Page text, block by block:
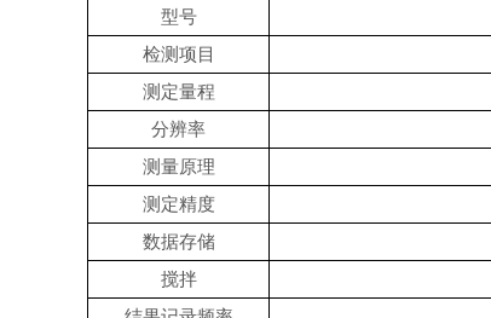
型号
检测项目
测定量程
分辨率
测量原理
测定精度
数据存储
搅拌